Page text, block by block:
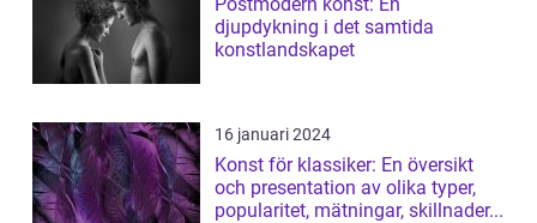
djupdykning i det samtida
konstlandskapet
16 januari 2024
Konst för klassiker: En översikt
och presentation av olika typer,
popularitet, mätningar, skillnader...